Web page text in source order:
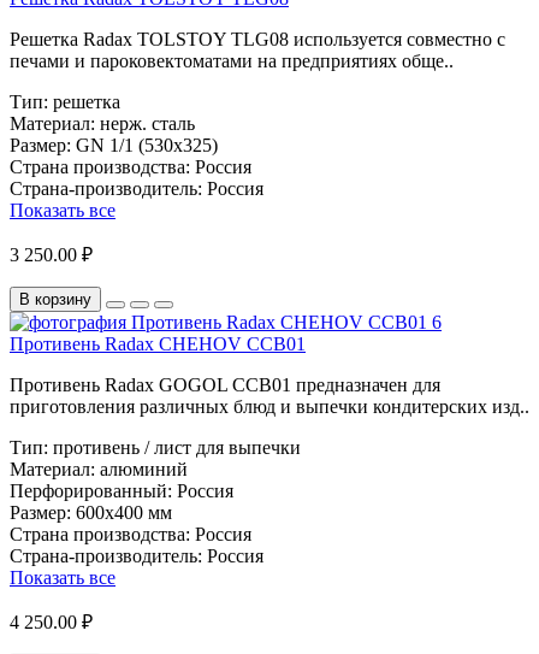
Решетка Radax TOLSTOY TLG08 используется совместно с
печами и пароковектоматами на предприятиях обще..
Тип: решетка
Материал: нерж. сталь
Размер: GN 1/1 (530х325)
Страна производства: Россия
Страна-производитель: Россия
Показать все
3 250.00 ₽
В корзину
Противень Radax CHEHOV CCB01
Противень Radax GOGOL CCB01 предназначен для
приготовления различных блюд и выпечки кондитерских изд..
Тип: противень / лист для выпечки
Материал: алюминий
Перфорированный: Россия
Размер: 600х400 мм
Страна производства: Россия
Страна-производитель: Россия
Показать все
4 250.00 ₽